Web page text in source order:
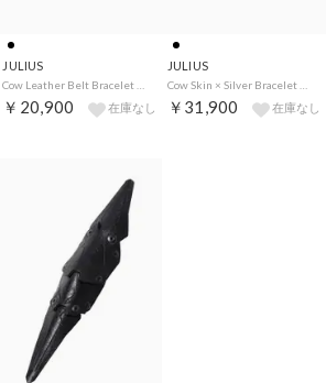
JULIUS
￥20,900 在庫なし
JULIUS
￥31,900 在庫なし